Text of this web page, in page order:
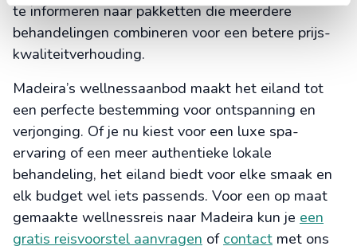
te informeren naar pakketten die meerdere
behandelingen combineren voor een betere prijs-
kwaliteitverhouding.
Madeira’s wellnessaanbod maakt het eiland tot
een perfecte bestemming voor ontspanning en
verjonging. Of je nu kiest voor een luxe spa-
ervaring of een meer authentieke lokale
behandeling, het eiland biedt voor elke smaak en
elk budget wel iets passends. Voor een op maat
gemaakte wellnessreis naar Madeira kun je een
gratis reisvoorstel aanvragen of contact met ons